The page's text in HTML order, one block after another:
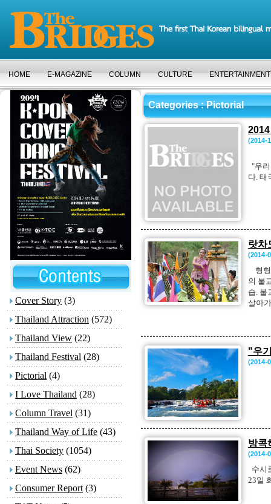
HOME E-MAGAZINE COLUMN CULTURE ENTERTAINMENT
Cover Story (3)
Thailand Attraction (572)
Thailand View (22)
Thailand Festival (28)
Pictorial (4)
I Love Thailand (28)
Column Travel (31)
Thailand Way of Life (43)
Thai Society (1054)
Event News (62)
Consumer Report (3)
Categories: Pictorial
(2014-
"우
다. 태
랏차
(2014-
형형
의 불
습. 불
살아
"우
(2014-
방콕
(2014-
수시
23일